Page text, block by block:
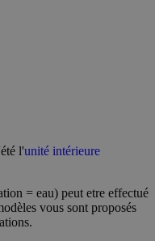
l'unité intérieure
= eau) peut etre effectué
vous sont proposés